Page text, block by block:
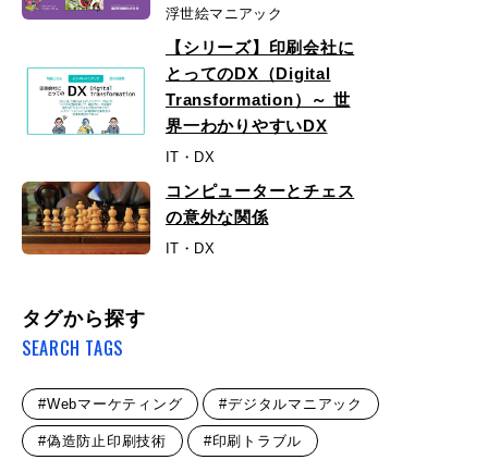
浮世絵マニアック
【シリーズ】印刷会社に
とってのDX（Digital
Transformation）～ 世
界一わかりやすいDX
IT・DX
コンピューターとチェス
の意外な関係
IT・DX
タグから探す
SEARCH TAGS
#Webマーケティング #デジタルマニアック
#偽造防止印刷技術 #印刷トラブル